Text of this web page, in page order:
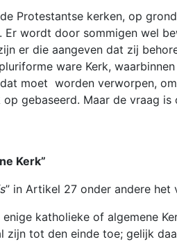
Protestantse kerken, op
wordt door sommigen wel
er die aangeven dat zij
ware Kerk,
moet worden verworpen,
gebaseerd. Maar de vraag
Kerk”
” in Artikel 27 onder andere het
enige katholieke of algemene
zijn tot den einde toe; gelijk